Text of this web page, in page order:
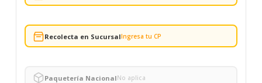
Recolecta en SucursalIngresa tu CP
Paquetería NacionalNo aplica